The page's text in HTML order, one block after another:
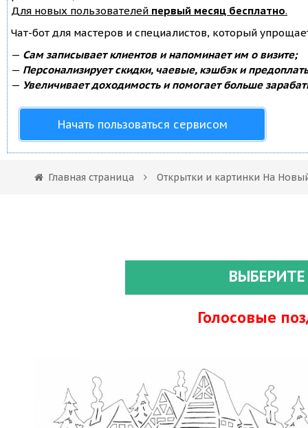
Для новых пользователей первый месяц бесплатно.
Чат-бот для мастеров и специалистов, который
— Сам записывает клиентов и напоминает им о визите;
— Персонализирует скидки, чаевые, кэшбэк и
— Увеличивает доходимость и помогает больше
Начать пользоваться сервисом
Главная страница Открытки и картинки На
Голосовые